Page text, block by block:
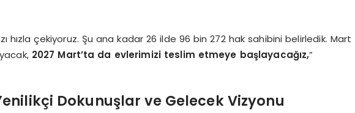
hızla çekiyoruz. Şu ana kadar 26 ilde 96 bin 272 hak sahibini belirledik. Mart
2027 Mart’ta da evlerimizi teslim etmeye başlayacağız,”
Dokunuşlar ve Gelecek Vizyonu